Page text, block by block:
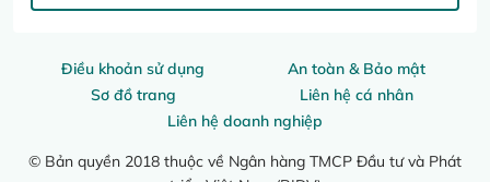
Điều khoản sử dụng
An toàn & Bảo mật
Sơ đồ trang
Liên hệ cá nhân
Liên hệ doanh nghiệp
© Bản quyền 2018 thuộc về Ngân hàng TMCP Đầu tư và Phát